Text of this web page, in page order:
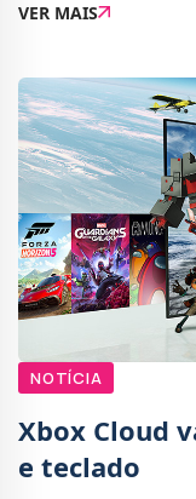
funcionários para
VER MAIS
NOTÍCIA
Xbox Cloud
e teclado